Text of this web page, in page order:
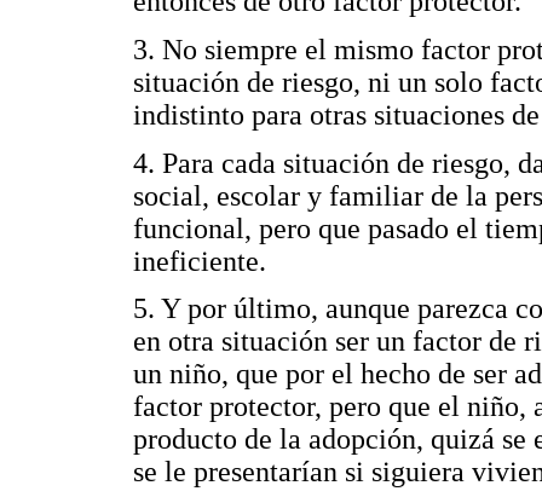
3. No siempre el mismo factor
situación de riesgo, ni un solo
indistinto para otras situaciones
4. Para cada situación de riesgo,
social, escolar y familiar de la
funcional, pero que pasado el
ineficiente.
5. Y por último, aunque parezca
en otra situación ser un factor de
un niño, que por el hecho de ser
factor protector, pero que el niño,
producto de la adopción, quizá se
se le presentarían si siguiera